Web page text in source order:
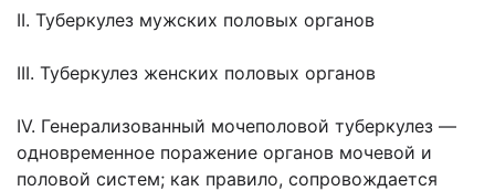
II. Туберкулез мужских половых органов
III. Туберкулез женских половых органов
IV. Генерализованный мочеполовой туберкулез —
одновременное поражение органов мочевой и
половой систем; как правило, сопровождается